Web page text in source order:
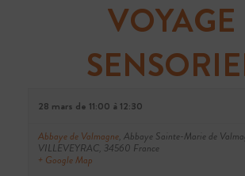
T
S
VOYAGE
28 mars de 11:00 à 12:30
Abbaye de Valmagne Abbaye Sainte-Marie de
VILLEVEYRAC 34560 France
+ Google Map